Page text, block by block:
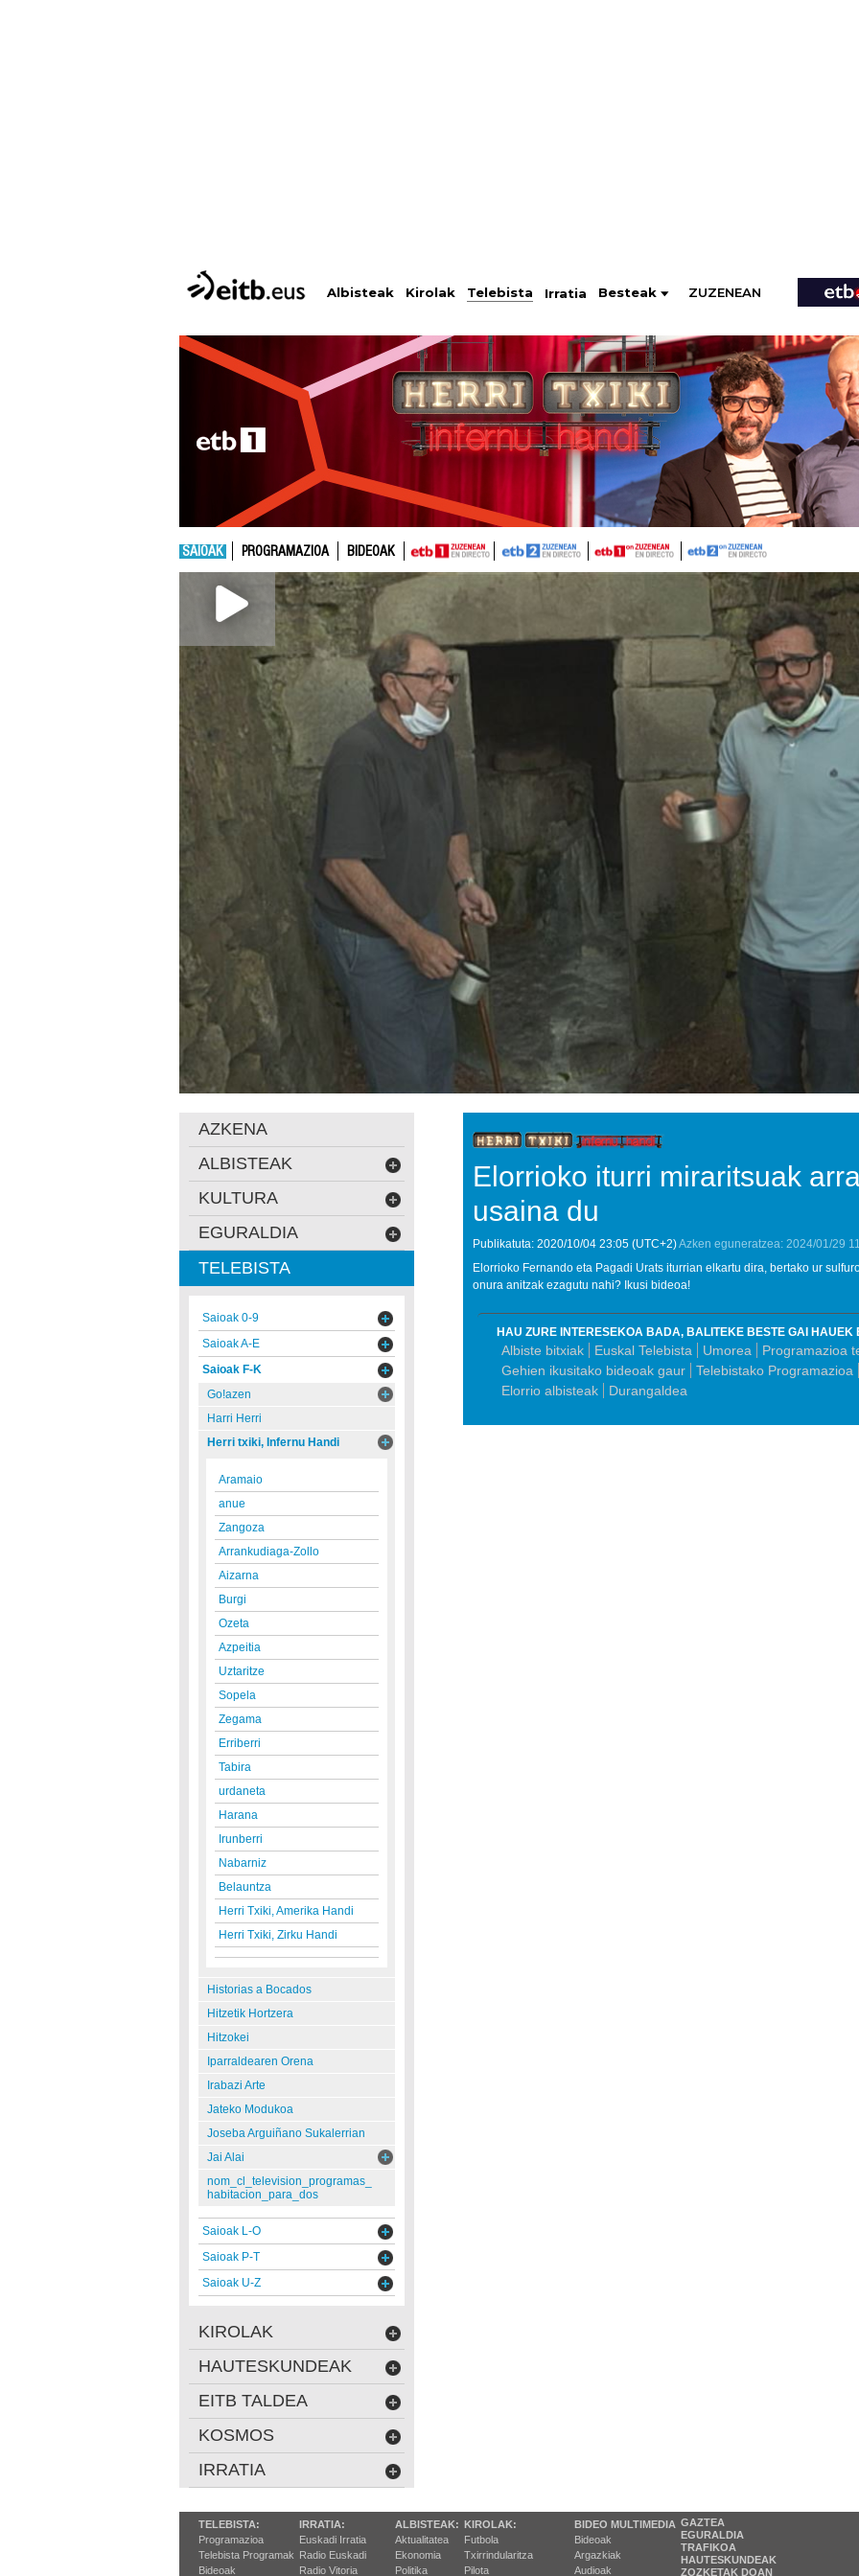
Albisteak Kirolak Telebista Irratia Besteak ZUZENEAN
SAIOAK PROGRAMAZIOA BIDEOAK
Elorrioko iturri miraritsuak
usaina du
Publikatuta: 2020/10/04 23:05 (UTC+2)Azken eguneratzea: 2024/01/29
Elorrioko Fernando eta Pagadi Urats iturrian elkartu dira, bertako ur
onura anitzak ezagutu nahi? Ikusi bideoa!
HAU ZURE INTERESEKOA BADA, BALITEKE BESTE GAI HAUEK
Albiste bitxiak Euskal Telebista Umorea
Programazioa
Gehien ikusitako bideoak gaur
Telebistako Programazioa
Elorrio albisteak
Durangaldea
AZKENA
ALBISTEAK
KULTURA
EGURALDIA
TELEBISTA
Saioak 0-9
Saioak A-E
Saioak F-K
Go!azen
Harri Herri
Herri txiki, Infernu Handi
Aramaio
anue
Zangoza
Arrankudiaga-Zollo
Aizarna
Burgi
Ozeta
Azpeitia
Uztaritze
Sopela
Zegama
Erriberri
Tabira
urdaneta
Harana
Irunberri
Nabarniz
Belauntza
Herri Txiki, Amerika Handi
Herri Txiki, Zirku Handi
Historias a Bocados
Hitzetik Hortzera
Hitzokei
Iparraldearen Orena
Irabazi Arte
Jateko Modukoa
Joseba Arguiñano Sukalerrian
Jai Alai
nom_cl_television_programas_
habitacion_para_dos
Saioak L-O
Saioak P-T
Saioak U-Z
KIROLAK
HAUTESKUNDEAK
EITB TALDEA
KOSMOS
IRRATIA
TELEBISTA:
Programazioa
Telebista Programak
Bideoak
IRRATIA:
Euskadi Irratia
Radio Euskadi
Radio Vitoria
ALBISTEAK:
Aktualitatea
Ekonomia
Politika
KIROLAK:
Futbola
Txirrindularitza
Pilota
BIDEO MULTIMEDIA
Bideoak
Argazkiak
Audioak
GAZTEA
EGURALDIA
TRAFIKOA
HAUTESKUNDEAK
ZOZKETAK DOAN